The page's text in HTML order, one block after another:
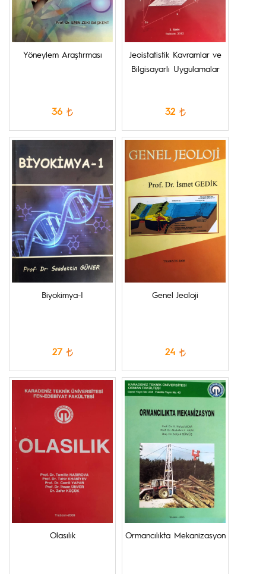
Yöneylem Araştırması
36
Jeoistatistik Kavramlar ve
Bilgisayarlı Uygulamalar
32
Biyokimya-I
27
Genel Jeoloji
24
Olasılık Ormancılıkta Mekanizasyon